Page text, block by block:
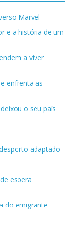
Marvel
e a história de um
a viver
enfrenta as
o seu país
adaptado
espera
do emigrante